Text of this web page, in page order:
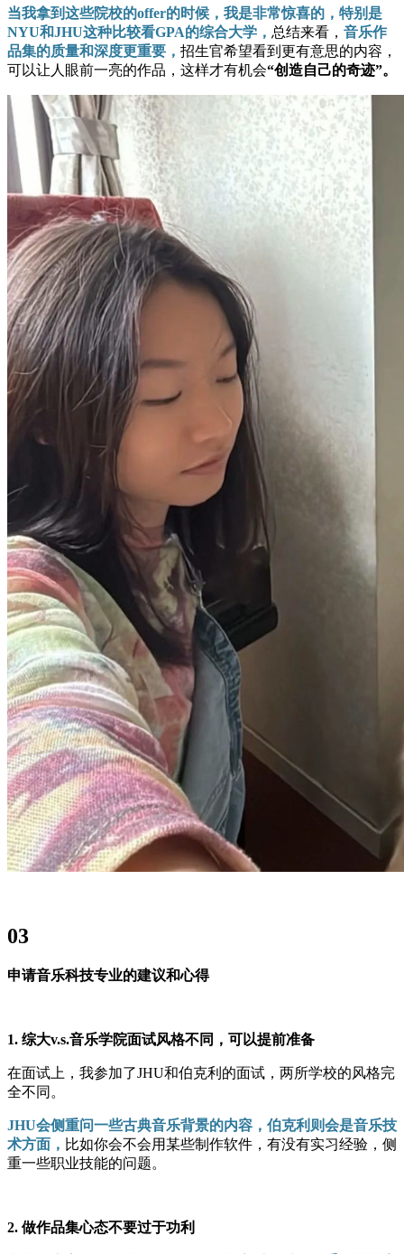
当我拿到这些院校的offer的时候，我是非常惊喜的，特别是
NYU和JHU这种比较看GPA的综合大学， 总结来看， 音乐作
品集的质量和深度更重要， 招生官希望看到更有意思的内容，
可以让人眼前一亮的作品，这样才有机会“创造自己的奇迹”。
03
申请音乐科技专业的建议和心得
1. 综大v.s.音乐学院面试风格不同，可以提前准备
在面试上，我参加了JHU和伯克利的面试，两所学校的风格完
全不同。
JHU会侧重问一些古典音乐背景的内容，伯克利则会是音乐技
术方面， 比如你会不会用某些制作软件，有没有实习经验，侧
重一些职业技能的问题。
2. 做作品集心态不要过于功利